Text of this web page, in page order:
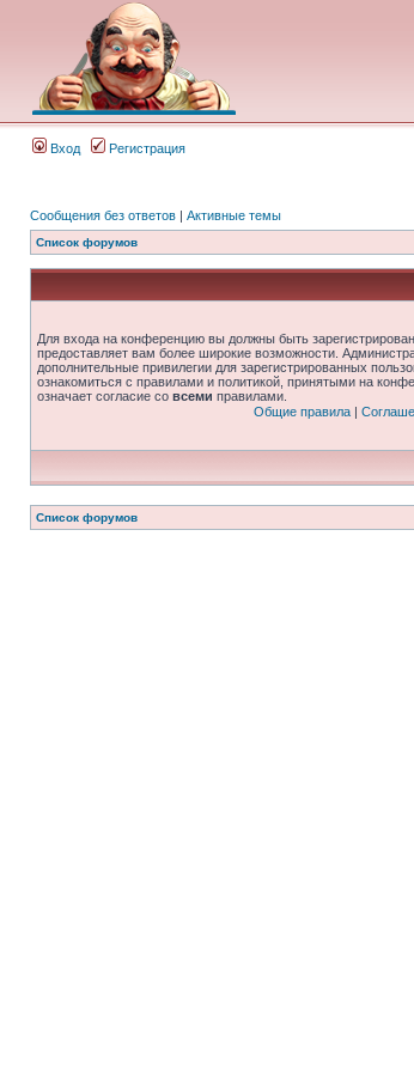
Вход Регистрация
Сообщения без ответов | Активные темы
Список форумов
Для входа на конференцию вы должны быть
предоставляет вам более широкие возможности.
дополнительные привилегии для зарегистрированных
ознакомиться с правилами и политикой, принятыми на
означает согласие со всеми правилами.
Общие правила|
Список форумов